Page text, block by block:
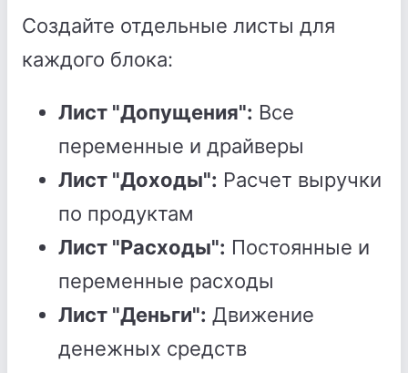
Создайте отдельные листы для
каждого блока:
Лист "Допущения": Все
переменные и драйверы
Лист "Доходы": Расчет выручки
по продуктам
Лист "Расходы": Постоянные и
переменные расходы
Лист "Деньги": Движение
денежных средств